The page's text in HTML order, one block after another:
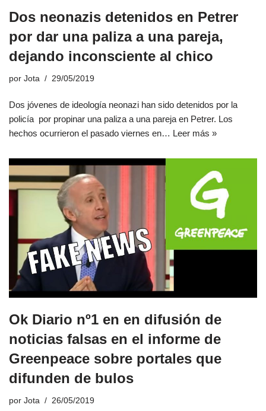
Dos neonazis detenidos en Petrer
por dar una paliza a una pareja,
dejando inconsciente al chico
por Jota 29/05/2019
Dos jóvenes de ideología neonazi han sido detenidos por la
policía por propinar una paliza a una pareja en Petrer. Los
hechos ocurrieron el pasado viernes en… Leer más »
Ok Diario nº1 en en difusión de
noticias falsas en el informe de
Greenpeace sobre portales que
difunden de bulos
por Jota 26/05/2019